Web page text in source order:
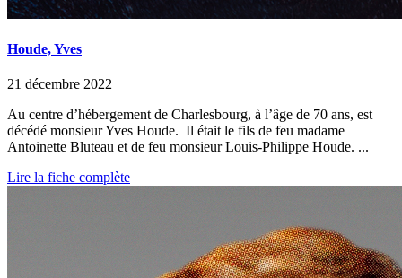
Houde, Yves
21 décembre 2022
Au centre d’hébergement de Charlesbourg, à l’âge de 70 ans, est
décédé monsieur Yves Houde. Il était le fils de feu madame
Antoinette Bluteau et de feu monsieur Louis-Philippe Houde. ...
Lire la fiche complète